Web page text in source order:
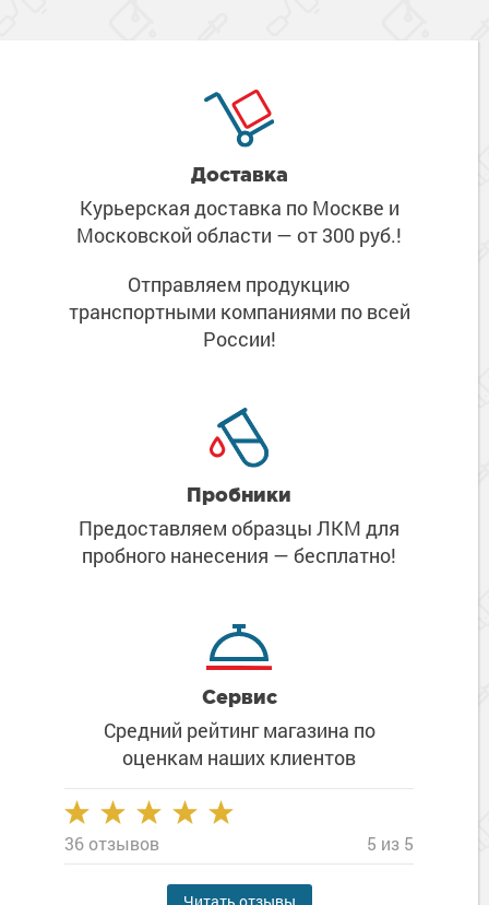
Доставка
Курьерская доставка по Москве и
Московской области — от 300 руб.!
Отправляем продукцию
транспортными компаниями по всей
России!
Пробники
Предоставляем образцы ЛКМ для
пробного нанесения — бесплатно!
Сервис
Средний рейтинг магазина по
оценкам наших клиентов
36 отзывов 5 из 5